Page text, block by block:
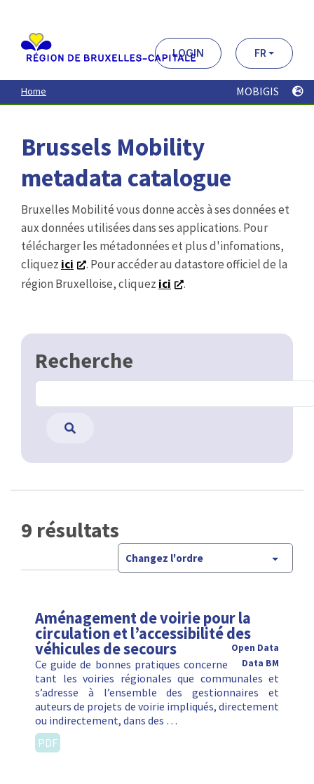
contenu
principal
LOGIN FR
Home MOBIGIS
Brussels Mobility
metadata catalogue
Bruxelles Mobilité vous donne accès à ses données et
aux données utilisées dans ses applications. Pour
télécharger les métadonnées et plus d'infomations,
cliquez ici
. Pour accéder au datastore officiel de la
région Bruxelloise, cliquez ici .
Recherche
9 résultats
Changez l'ordre
Aménagement de voirie pour la
circulation et l’accessibilité des
véhicules de secours
Open Data
Data BM
Ce guide de bonnes pratiques concerne
tant les voiries régionales que communales et
s’adresse à l’ensemble des gestionnaires et
auteurs de projets de voirie impliqués, directement
ou indirectement, dans des …
PDF